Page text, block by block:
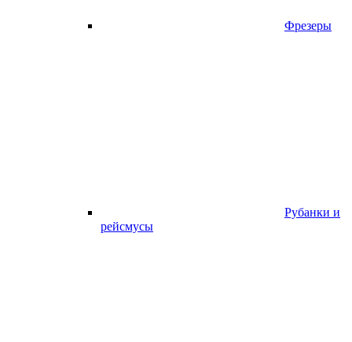
Фрезеры
Рубанки и
рейсмусы